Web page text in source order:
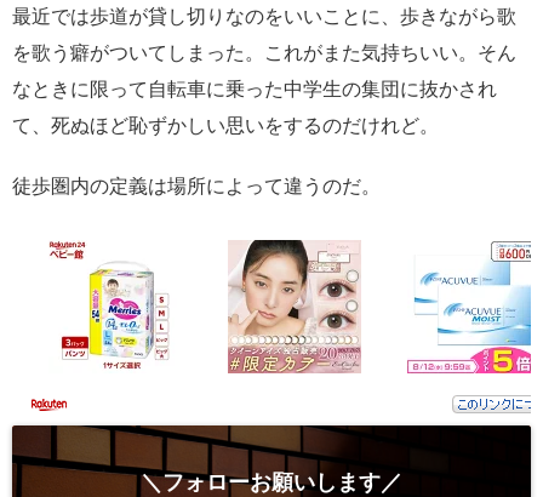
最近では歩道が貸し切りなのをいいことに、歩きながら歌
を歌う癖がついてしまった。これがまた気持ちいい。そん
なときに限って自転車に乗った中学生の集団に抜かされ
て、死ぬほど恥ずかしい思いをするのだけれど。
徒歩圏内の定義は場所によって違うのだ。
＼フォローお願いします／